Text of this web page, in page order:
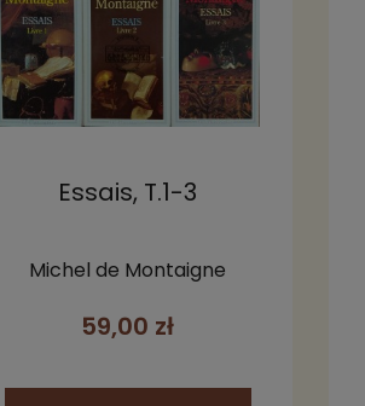
Essais, T.1-3
Michel de Montaigne
59,00 zł